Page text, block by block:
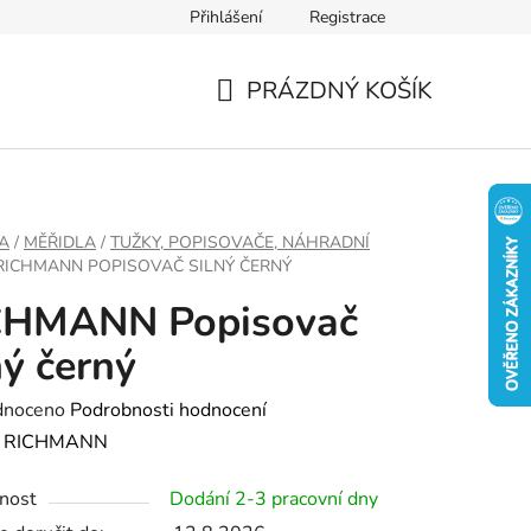
Přihlášení Registrace
PRÁZDNÝ KOŠÍK
/ MĚŘIDLA / TUŽKY, POPISOVAČE, NÁHRADNÍ
POPISOVAČ SILNÝ ČERNÝ
Popisovač
černý
Podrobnosti hodnocení
RICHMANN
Dodání 2-3 pracovní dny